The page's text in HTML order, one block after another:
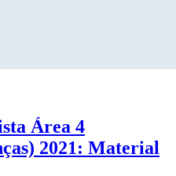
Área 4
2021: Material